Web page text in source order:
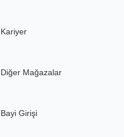
Kariyer
Diğer Mağazalar
Bayi Girişi